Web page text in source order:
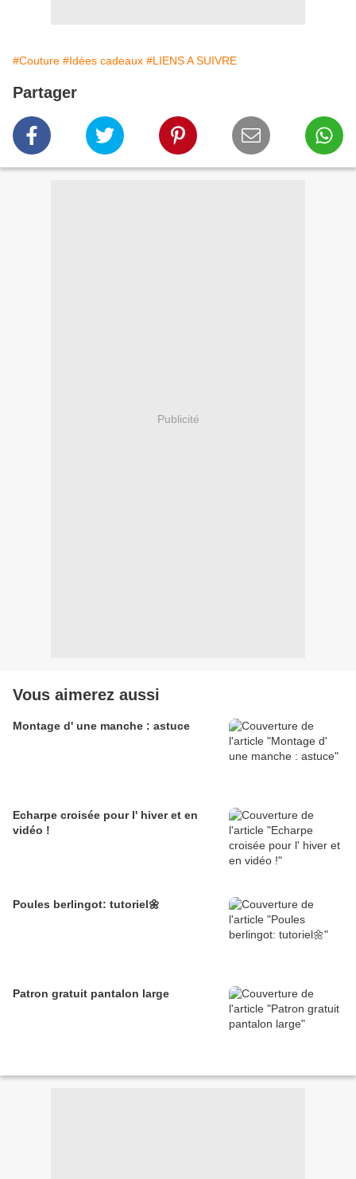
#Couture #Idées cadeaux #LIENS A SUIVRE
Partager
Publicité
Vous aimerez aussi
Montage d' une manche : astuce
Echarpe croisée pour l' hiver et en
vidéo !
Poules berlingot: tutoriel🌼
Patron gratuit pantalon large